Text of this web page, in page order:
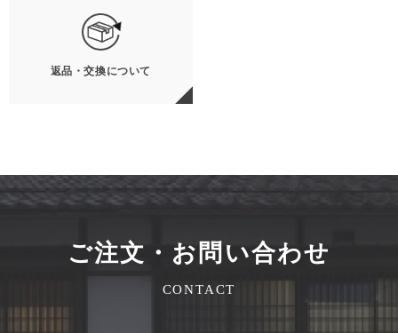
返品・交換について
ご注文・お問い合わせ
CONTACT